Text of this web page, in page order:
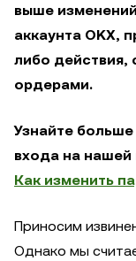
выше
аккаунта OKX,
либо действия,
ордерами.
Узнайте
входа на нашей
Как изменить
Приносим
Однако мы